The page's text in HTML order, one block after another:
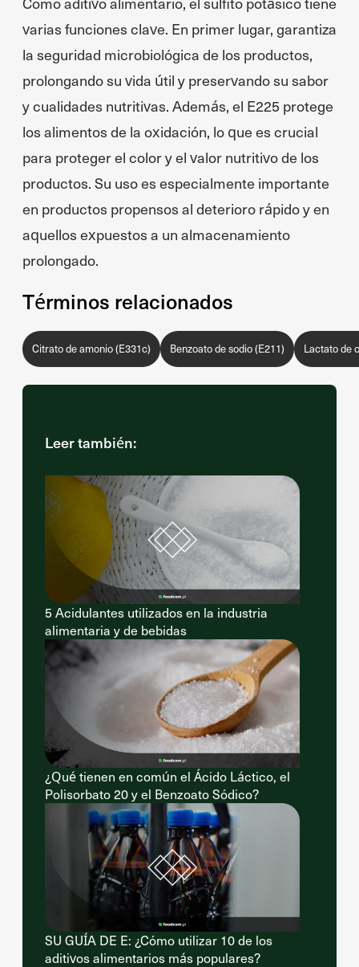
varias funciones clave. En primer lugar, garantiza
la seguridad microbiológica de los productos,
prolongando su vida útil y preservando su sabor
y cualidades nutritivas. Además, el E225 protege
los alimentos de la oxidación, lo que es crucial
para proteger el color y el valor nutritivo de los
productos. Su uso es especialmente importante
en productos propensos al deterioro rápido y en
aquellos expuestos a un almacenamiento
prolongado.
Términos relacionados
Citrato de amonio (E331c) Benzoato de sodio (E211) Lactato de
Leer también:
5 Acidulantes utilizados en la industria
alimentaria y de bebidas
¿Qué tienen en común el Ácido Láctico, el
Polisorbato 20 y el Benzoato Sódico?
SU GUÍA DE E: ¿Cómo utilizar 10 de los
aditivos alimentarios más populares?